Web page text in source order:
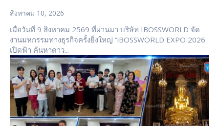
สิงหาคม 10, 2026
เมื่อวันที่ 9 สิงหาคม 2569 ที่ผ่านมา บริษัท IBOSSWORLD จัด
งานมหกรรมทางธุรกิจครั้งยิ่งใหญ่ “iBOSSWORLD EXPO 2026 :
เปิดฟ้า ค้นหาดาว...